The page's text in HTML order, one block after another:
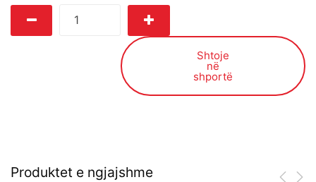
Shtoje
në
shportë
Produktet e ngjajshme